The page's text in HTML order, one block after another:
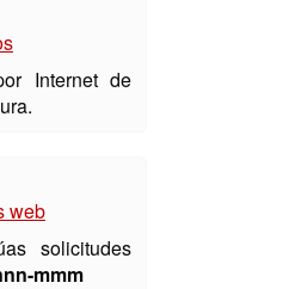
Internet de
web
solicitudes
mmm